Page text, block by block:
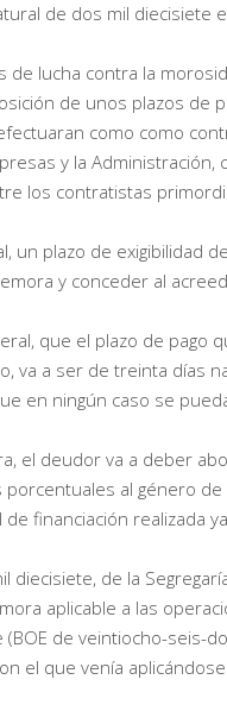
de dos mil diecisiete
de lucha contra la
de unos plazos de
como como
y la Administración,
los contratistas
un plazo de exigibilidad
y conceder al
que el plazo de pago
va a ser de treinta días
en ningún caso se
el deudor va a deber
al género
financiación realizada
de la
aplicable a las
de veintiocho-seis-
el que venía